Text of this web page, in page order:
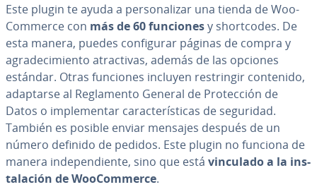
Este plugin te ayuda a pe­r­so­na­li­zar una tienda de Woo­
Co­m­me­r­ce con más de 60 funcionesy sho­r­t­co­des. De
esta manera, puedes co­n­fi­gu­rar páginas de compra y
agra­de­ci­mie­n­to atra­c­ti­vas, además de las opciones
estándar. Otras funciones incluyen re­s­tri­n­gir contenido,
adaptarse al Re­gla­me­n­to General de Pro­te­c­ción de
Datos o im­ple­me­n­tar ca­ra­c­te­rí­s­ti­cas de seguridad.
También es posible enviar mensajes después de un
número definido de pedidos. Este plugin no funciona de
manera in­de­pe­n­die­n­te, sino que está vinculado a la in­s­
ta­la­ción de Woo­Co­m­me­r­ce.